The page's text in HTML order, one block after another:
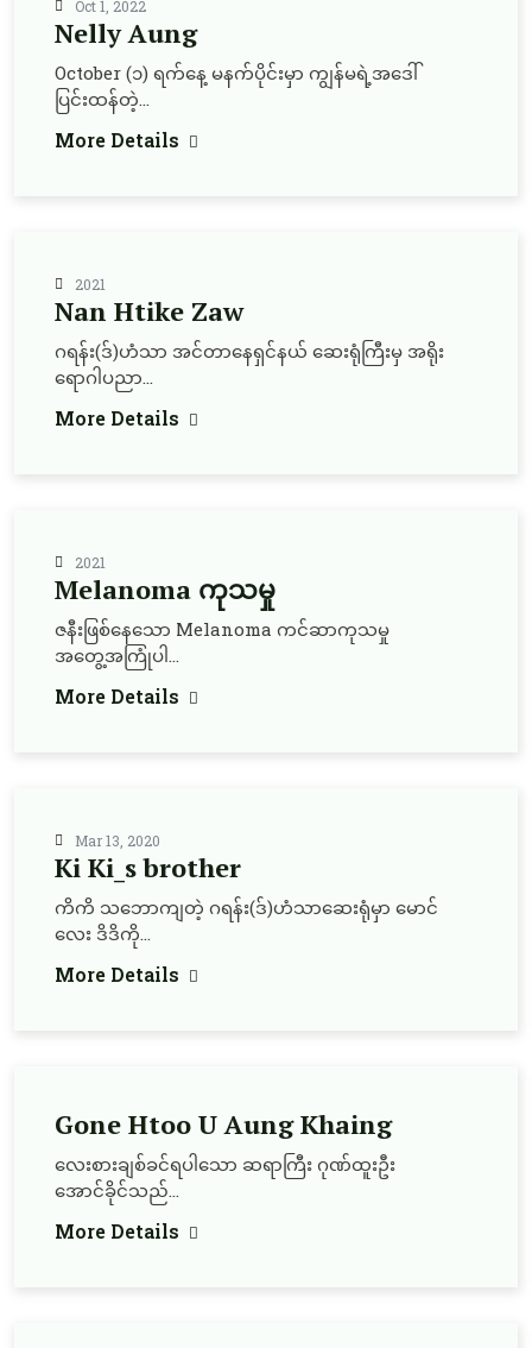
Oct 1, 2022
Nelly Aung
October (၁) ရက်နေ့ မနက်ပိုင်းမှာ ကျွန်မရဲ့အဒေါ်
ပြင်းထန်တဲ့...
More Details
2021
Nan Htike Zaw
ဂရန်း(ဒ်)ဟံသာ အင်တာနေရှင်နယ် ဆေးရုံကြီးမှ အရိုး
ရောဂါပညာ...
More Details
2021
Melanoma ကုသမှု
ဇနီးဖြစ်နေသော Melanoma ကင်ဆာကုသမှု
အတွေ့အကြုံပါ...
More Details
Mar 13, 2020
Ki Ki_s brother
ကိကိ သဘောကျတဲ့ ဂရန်း(ဒ်)ဟံသာဆေးရုံမှာ မောင်
လေး ဒိဒိကို...
More Details
Gone Htoo U Aung Khaing
လေးစားချစ်ခင်ရပါသော ဆရာကြီး ဂုဏ်ထူးဦး
အောင်ခိုင်သည်...
More Details